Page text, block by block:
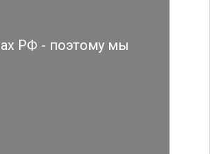
РФ - поэтому мы